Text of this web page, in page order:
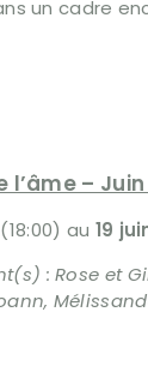
un cadre
l’âme –
(18:00) au 19
: Rose et